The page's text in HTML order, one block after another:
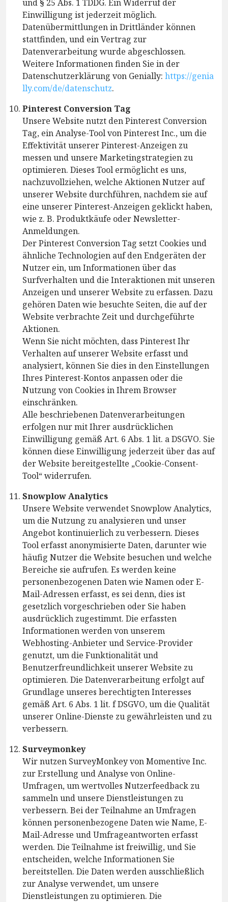
und § 25 Abs. 1 TDDG. Ein Widerruf der
Einwilligung ist jederzeit möglich.
Datenübermittlungen in Drittländer können
stattfinden, und ein Vertrag zur
Datenverarbeitung wurde abgeschlossen.
Weitere Informationen finden Sie in der
Datenschutzerklärung von Genially: https://genia
lly.com/de/datenschutz.
Pinterest Conversion Tag
Unsere Website nutzt den Pinterest Conversion
Tag, ein Analyse-Tool von Pinterest Inc., um die
Effektivität unserer Pinterest-Anzeigen zu
messen und unsere Marketingstrategien zu
optimieren. Dieses Tool ermöglicht es uns,
nachzuvollziehen, welche Aktionen Nutzer auf
unserer Website durchführen, nachdem sie auf
eine unserer Pinterest-Anzeigen geklickt haben,
wie z. B. Produktkäufe oder Newsletter-
Anmeldungen.
Der Pinterest Conversion Tag setzt Cookies und
ähnliche Technologien auf den Endgeräten der
Nutzer ein, um Informationen über das
Surfverhalten und die Interaktionen mit unseren
Anzeigen und unserer Website zu erfassen. Dazu
gehören Daten wie besuchte Seiten, die auf der
Website verbrachte Zeit und durchgeführte
Aktionen.
Wenn Sie nicht möchten, dass Pinterest Ihr
Verhalten auf unserer Website erfasst und
analysiert, können Sie dies in den Einstellungen
Ihres Pinterest-Kontos anpassen oder die
Nutzung von Cookies in Ihrem Browser
einschränken.
Alle beschriebenen Datenverarbeitungen
erfolgen nur mit Ihrer ausdrücklichen
Einwilligung gemäß Art. 6 Abs. 1 lit. a DSGVO. Sie
können diese Einwilligung jederzeit über das auf
der Website bereitgestellte „Cookie-Consent-
Tool“ widerrufen.
Snowplow Analytics
Unsere Website verwendet Snowplow Analytics,
um die Nutzung zu analysieren und unser
Angebot kontinuierlich zu verbessern. Dieses
Tool erfasst anonymisierte Daten, darunter wie
häufig Nutzer die Website besuchen und welche
Bereiche sie aufrufen. Es werden keine
personenbezogenen Daten wie Namen oder E-
Mail-Adressen erfasst, es sei denn, dies ist
gesetzlich vorgeschrieben oder Sie haben
ausdrücklich zugestimmt. Die erfassten
Informationen werden von unserem
Webhosting-Anbieter und Service-Provider
genutzt, um die Funktionalität und
Benutzerfreundlichkeit unserer Website zu
optimieren. Die Datenverarbeitung erfolgt auf
Grundlage unseres berechtigten Interesses
gemäß Art. 6 Abs. 1 lit. f DSGVO, um die Qualität
unserer Online-Dienste zu gewährleisten und zu
verbessern.
Surveymonkey
Wir nutzen SurveyMonkey von Momentive Inc.
zur Erstellung und Analyse von Online-
Umfragen, um wertvolles Nutzerfeedback zu
sammeln und unsere Dienstleistungen zu
verbessern. Bei der Teilnahme an Umfragen
können personenbezogene Daten wie Name, E-
Mail-Adresse und Umfrageantworten erfasst
werden. Die Teilnahme ist freiwillig, und Sie
entscheiden, welche Informationen Sie
bereitstellen. Die Daten werden ausschließlich
zur Analyse verwendet, um unsere
Dienstleistungen zu optimieren. Die